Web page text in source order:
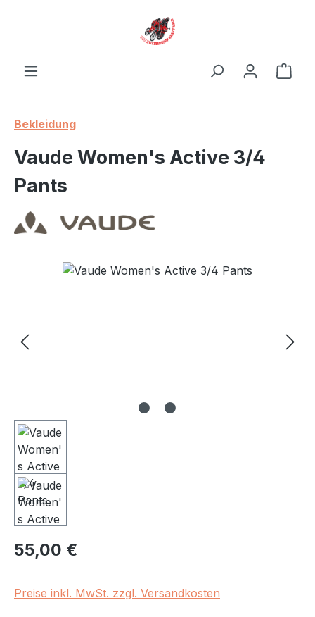
Bekleidung
Vaude Women's Active 3/4
Pants
Bildergalerie überspringen
Regulärer Preis:
55,00 €
Preise inkl. MwSt. zzgl. Versandkosten